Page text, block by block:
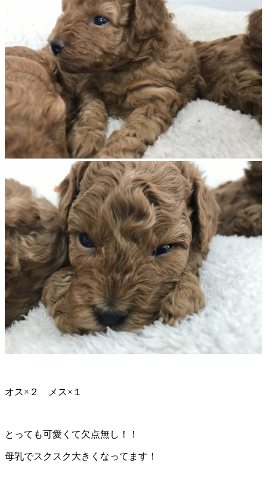
オス×２ メス×１
とっても可愛くて欠点無し！！
母乳でスクスク大きくなってます！